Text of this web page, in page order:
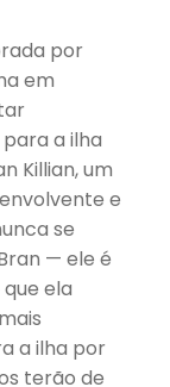
por
em
a ilha
Killian, um
e
se
— ele é
ela
a ilha por
terão de